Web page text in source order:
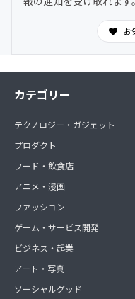
お
カテゴリー
テクノロジー・ガジェット
プロダクト
フード・飲食店
アニメ・漫画
ファッション
ゲーム・サービス開発
ビジネス・起業
アート・写真
ソーシャルグッド